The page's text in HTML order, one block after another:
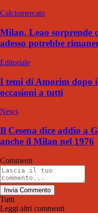
Calciomercato
Milan, Leao sorprende
adesso potrebbe
Editoriale
I temi di Amorim dopo
occasioni a tutti
News
Il Cesena dice addio a
anche il Milan nel 1976
Commenti
Invia Commento
Tutti
Leggi altri commenti